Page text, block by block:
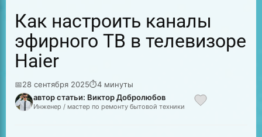
Как настроить каналы
эфирного ТВ в телевизоре
Haier
📅28 сентября 2025⏱4 минуты
автор статьи: Виктор Добролюбов
Инженер / мастер по ремонту бытовой техники